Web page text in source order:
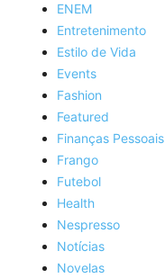
ENEM
Entretenimento
Estilo de Vida
Events
Fashion
Featured
Finanças Pessoais
Frango
Futebol
Health
Nespresso
Notícias
Novelas